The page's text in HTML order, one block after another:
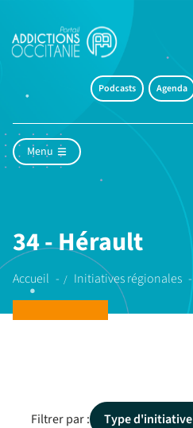
Podcasts Agenda
Menu
34 - Hérault
Accueil Initiatives régionales
Filtrer par : Type d'initiative